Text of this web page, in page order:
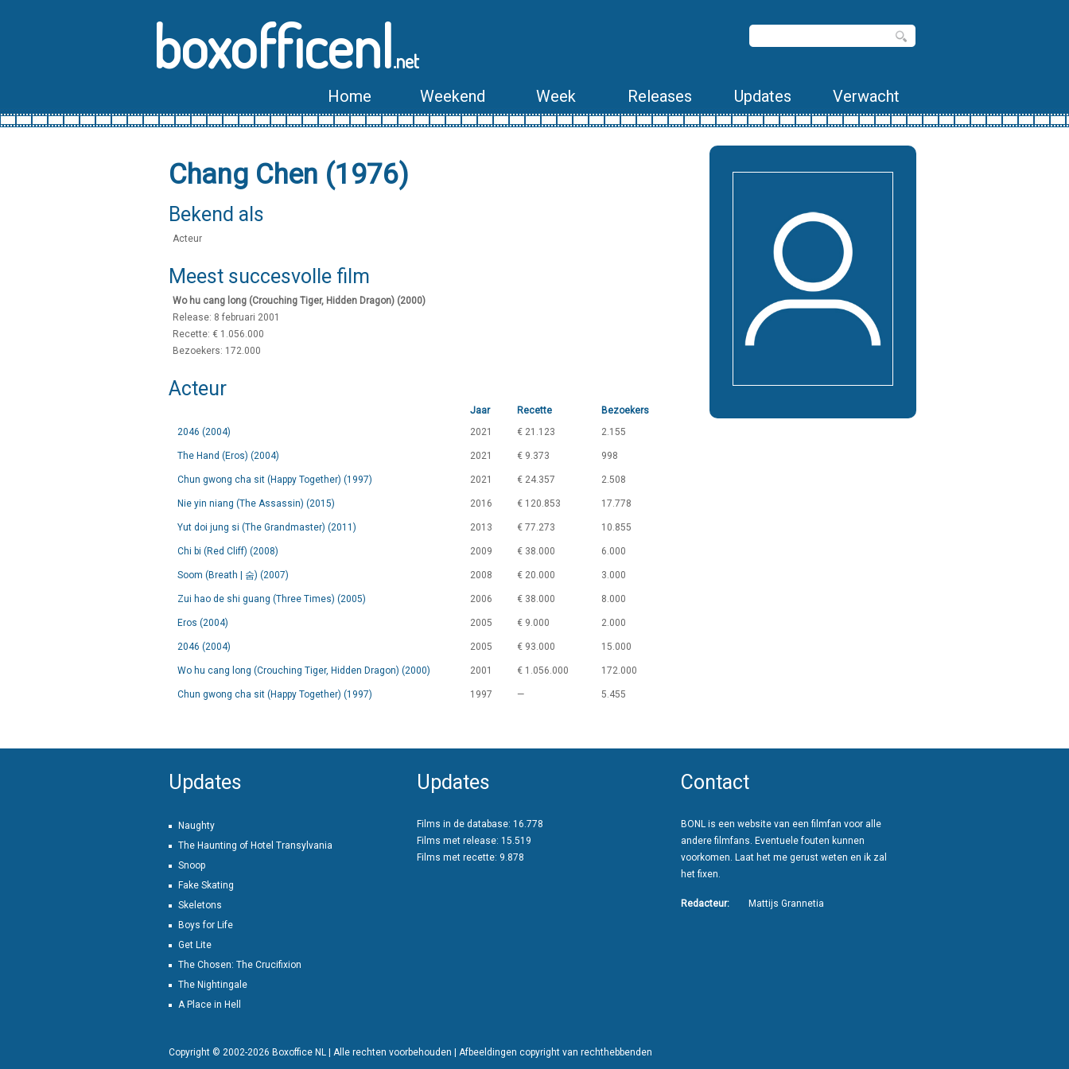
boxofficenl.net
Home Weekend Week Releases Updates Verwacht
Chang Chen (1976)
Bekend als
Acteur
Meest succesvolle film
Wo hu cang long (Crouching Tiger, Hidden Dragon) (2000)
Release: 8 februari 2001
Recette: € 1.056.000
Bezoekers: 172.000
Acteur
Jaar Recette
Bezoekers
2046 (2004)
2021 € 21.123 2.155
The Hand (Eros) (2004) 2021 € 9.373 998
Chun gwong cha sit (Happy Together) (1997) 2021 € 24.357 2.508
Nie yin niang (The Assassin) (2015) 2016 € 120.853 17.778
Yut doi jung si (The Grandmaster) (2011) 2013 € 77.273 10.855
Chi bi (Red Cliff) (2008) 2009 € 38.000 6.000
Soom (Breath | 숨) (2007) 2008 € 20.000 3.000
Zui hao de shi guang (Three Times) (2005) 2006 € 38.000 8.000
Eros (2004) 2005 € 9.000 2.000
2046 (2004) 2005 € 93.000 15.000
Wo hu cang long (Crouching Tiger, Hidden Dragon) (2000) 2001 € 1.056.000 172.000
Chun gwong cha sit (Happy Together) (1997) 1997 — 5.455
Updates
Naughty
The Haunting of Hotel Transylvania
Snoop
Fake Skating
Skeletons
Boys for Life
Get Lite
The Chosen: The Crucifixion
The Nightingale
A Place in Hell
Updates
Films in de database: 16.778
Films met release: 15.519
Films met recette: 9.878
Contact
BONL is een website van een filmfan voor alle
andere filmfans. Eventuele fouten kunnen
voorkomen. Laat het me gerust weten en ik zal
het fixen.
Redacteur: Mattijs Grannetia
Copyright © 2002-2026 Boxoffice NL | Alle rechten voorbehouden | Afbeeldingen copyright van rechthebbenden